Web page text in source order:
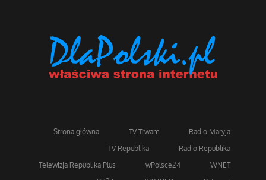
Strona główna TV Trwam
Radio Maryja
TV Republika
Radio Republika
Telewizja Republika Plus
wPolsce24
WNET